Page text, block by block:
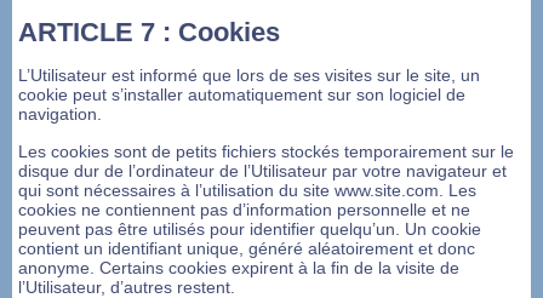
ARTICLE 7 : Cookies
L’Utilisateur est informé que lors de ses visites sur le site, un
cookie peut s’installer automatiquement sur son logiciel de
navigation.
Les cookies sont de petits fichiers stockés temporairement sur le
disque dur de l’ordinateur de l’Utilisateur par votre navigateur et
qui sont nécessaires à l’utilisation du site www.site.com. Les
cookies ne contiennent pas d’information personnelle et ne
peuvent pas être utilisés pour identifier quelqu’un. Un cookie
contient un identifiant unique, généré aléatoirement et donc
anonyme. Certains cookies expirent à la fin de la visite de
l’Utilisateur, d’autres restent.